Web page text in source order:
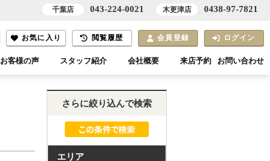
お気に入り 閲覧履歴 会員登録 ログイン
お客様の声 スタッフ紹介 会社概要 来店予約 お問い合わせ
さらに絞り込んで検索
エリア
千葉店 043-224-0021 木更津店 0438-97-7821